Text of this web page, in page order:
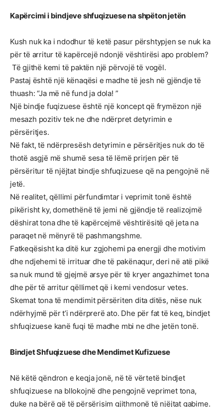
Kapërcimi i bindjeve shfuqizuese na shpëton jetën
Kush nuk ka i ndodhur të ketë pasur përshtypjen se nuk ka
për të arritur të kapërcejë ndonjë vështirësi apo problem?
Të gjithë kemi të paktën një përvojë të vogël.
Pastaj është një kënaqësi e madhe të jesh në gjëndje të
thuash: “Ja më në fund ja dola! ”
Një bindje fuqizuese është një koncept që frymëzon një
mesazh pozitiv tek ne dhe ndërpret detyrimin e
përsëritjes.
Në fakt, të ndërpresësh detyrimin e përsëritjes nuk do të
thotë asgjë më shumë sesa të lëmë prirjen për të
përsëritur të njëjtat bindje shfuqizuese që na pengojnë në
jetë.
Në realitet, qëllimi përfundimtar i veprimit tonë është
pikërisht ky, domethënë të jemi në gjëndje të realizojmë
dëshirat tona dhe të kapërcejmë vështirësitë që jeta na
paraqet në mënyrë të pashmangshme.
Fatkeqësisht ka ditë kur zgjohemi pa energji dhe motivim
dhe ndjehemi të irrituar dhe të pakënaqur, deri në atë pikë
sa nuk mund të gjejmë arsye për të kryer angazhimet tona
dhe për të arritur qëllimet që i kemi vendosur vetes.
Skemat tona të mendimit përsëriten dita ditës, nëse nuk
ndërhyjmë për t’i ndërprerë ato. Dhe për fat të keq, bindjet
shfuqizuese kanë fuqi të madhe mbi ne dhe jetën tonë.
Bindjet Shfuqizuese dhe Mendimet Kufizuese
Në këtë qëndron e keqja jonë, në të vërtetë bindjet
shfuqizuese na bllokojnë dhe pengojnë veprimet tona,
duke na bërë që të përsërisim gjithmonë të njëjtat gabime.